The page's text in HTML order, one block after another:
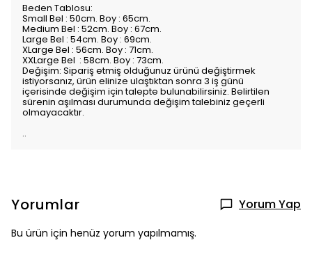
Beden Tablosu:
Small Bel : 50cm. Boy : 65cm.
Medium Bel : 52cm. Boy : 67cm.
Large Bel : 54cm. Boy : 69cm.
XLarge Bel : 56cm. Boy : 71cm.
XXLarge Bel : 58cm. Boy : 73cm.
Değişim: Sipariş etmiş olduğunuz ürünü değiştirmek
istiyorsanız, ürün elinize ulaştıktan sonra 3 iş günü
içerisinde değişim için talepte bulunabilirsiniz. Belirtilen
sürenin aşılması durumunda değişim talebiniz geçerli
olmayacaktır.
..
Yorumlar Yorum Yap
Bu ürün için henüz yorum yapılmamış.